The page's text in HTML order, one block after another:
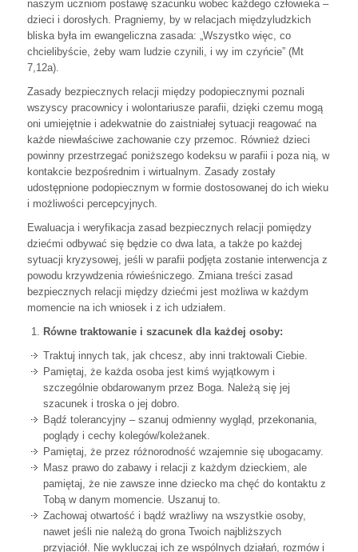
naszym uczniom postawę szacunku wobec każdego człowieka –
dzieci i dorosłych. Pragniemy, by w relacjach międzyludzkich
bliska była im ewangeliczna zasada: „Wszystko więc, co
chcielibyście, żeby wam ludzie czynili, i wy im czyńcie” (Mt
7,12a).
Zasady bezpiecznych relacji między podopiecznymi poznali
wszyscy pracownicy i wolontariusze parafii, dzięki czemu mogą
oni umiejętnie i adekwatnie do zaistniałej sytuacji reagować na
każde niewłaściwe zachowanie czy przemoc. Również dzieci
powinny przestrzegać poniższego kodeksu w parafii i poza nią, w
kontakcie bezpośrednim i wirtualnym. Zasady zostały
udostępnione podopiecznym w formie dostosowanej do ich wieku
i możliwości percepcyjnych.
Ewaluacja i weryfikacja zasad bezpiecznych relacji pomiędzy
dziećmi odbywać się będzie co dwa lata, a także po każdej
sytuacji kryzysowej, jeśli w parafii podjęta zostanie interwencja z
powodu krzywdzenia rówieśniczego. Zmiana treści zasad
bezpiecznych relacji między dziećmi jest możliwa w każdym
momencie na ich wniosek i z ich udziałem.
Równe traktowanie i szacunek dla każdej osoby:
Traktuj innych tak, jak chcesz, aby inni traktowali Ciebie.
Pamiętaj, że każda osoba jest kimś wyjątkowym i
szczególnie obdarowanym przez Boga. Należą się jej
szacunek i troska o jej dobro.
Bądź tolerancyjny – szanuj odmienny wygląd, przekonania,
poglądy i cechy kolegów/koleżanek.
Pamiętaj, że przez różnorodność wzajemnie się ubogacamy.
Masz prawo do zabawy i relacji z każdym dzieckiem, ale
pamiętaj, że nie zawsze inne dziecko ma chęć do kontaktu z
Tobą w danym momencie. Uszanuj to.
Zachowaj otwartość i bądź wrażliwy na wszystkie osoby,
nawet jeśli nie należą do grona Twoich najbliższych
przyjaciół. Nie wykluczaj ich ze wspólnych działań, rozmów i